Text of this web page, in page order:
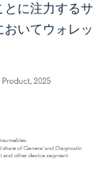
に注力するサ
いてウォレッ